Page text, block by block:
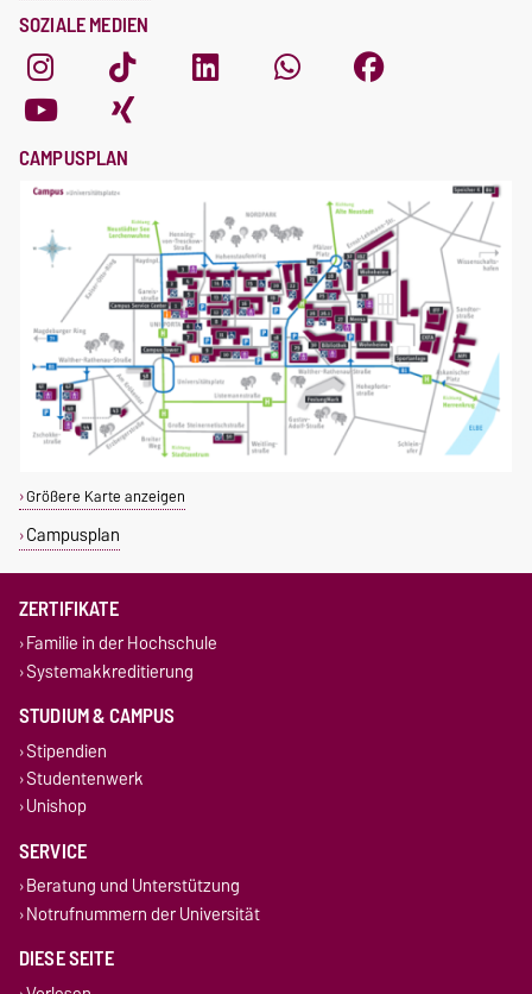
SOZIALE MEDIEN
CAMPUSPLAN
Größere Karte anzeigen
Campusplan
ZERTIFIKATE
Familie in der Hochschule
Systemakkreditierung
STUDIUM & CAMPUS
Stipendien
Studentenwerk
Unishop
SERVICE
Beratung und Unterstützung
Notrufnummern der Universität
DIESE SEITE